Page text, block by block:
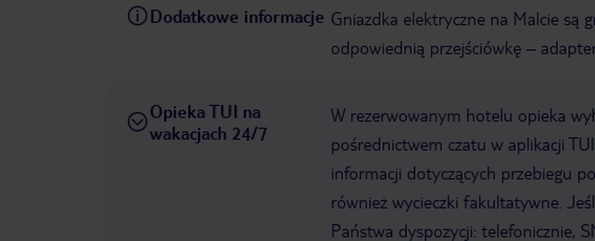
Dodatkowe informacje Gniazdka elektryczne na Malcie są
odpowiednią przejściówkę –
Opieka TUI na
wakacjach 24/7
W rezerwowanym hotelu opieka
pośrednictwem czatu w aplikacji
informacji dotyczących przebiegu
również wycieczki fakultatywne.
Państwa dyspozycji: telefonicznie,